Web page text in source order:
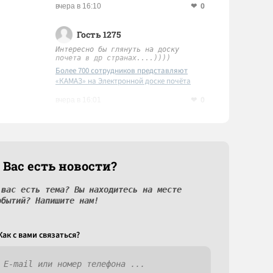
вчера в 16:10 0
Гость 1275
Интересно бы глянуть на доску
почета в др странах....))))
Более 700 сотрудников представляют
«КАМАЗ» на Электронной доске почёта
есть новости?
есть тема? Вы находитесь на месте
Напишите нам!
c вами связаться?